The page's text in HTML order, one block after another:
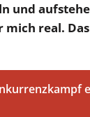
und
real.